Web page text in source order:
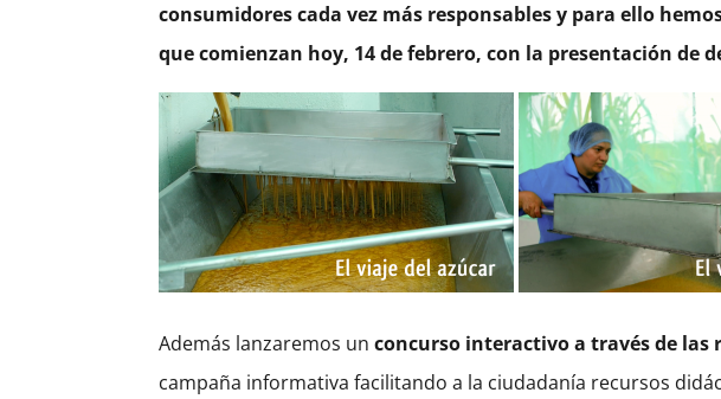
consumidores cada vez más responsables y para ello
que comienzan hoy, 14 de febrero, con la presentación de
Además lanzaremos un concurso interactivo a través de las
campaña informativa facilitando a la ciudadanía recursos